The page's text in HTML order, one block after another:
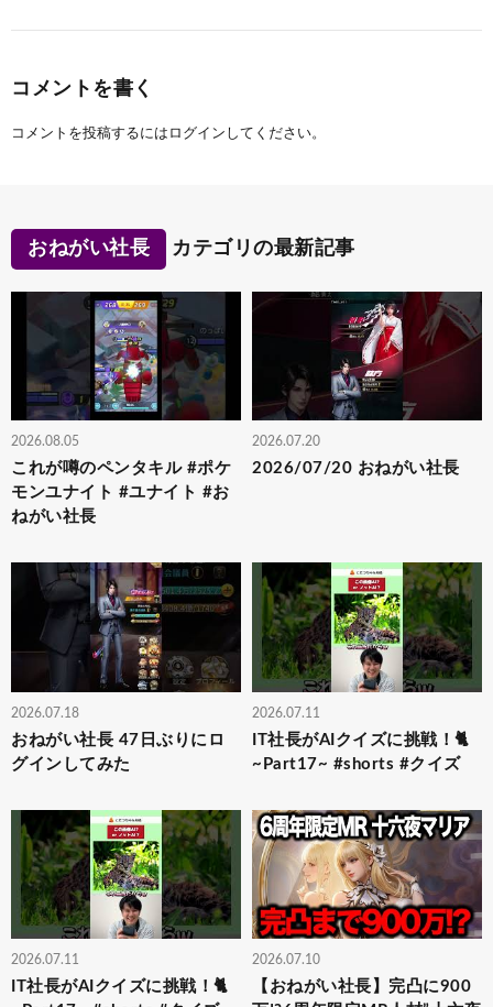
コメントを書く
コメントを投稿するには ログイン してください。
おねがい社長 カテゴリの最新記事
2026.08.05
これが噂のペンタキル #ポケ
モンユナイト #ユナイト #お
ねがい社長
2026.07.20
2026/07/20 おねがい社長
2026.07.18
おねがい社長 47日ぶりにロ
グインしてみた
2026.07.11
IT社長がAIクイズに挑戦！🐈
~Part17~ #shorts #クイズ
2026.07.11
IT社長がAIクイズに挑戦！🐈
2026.07.10
【おねがい社長】完凸に900